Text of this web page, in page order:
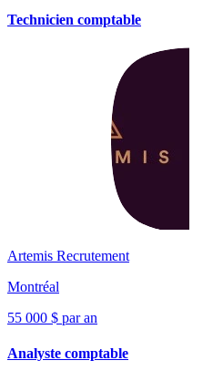
Technicien comptable
Artemis Recrutement
Montréal
55 000 $ par an
Analyste comptable